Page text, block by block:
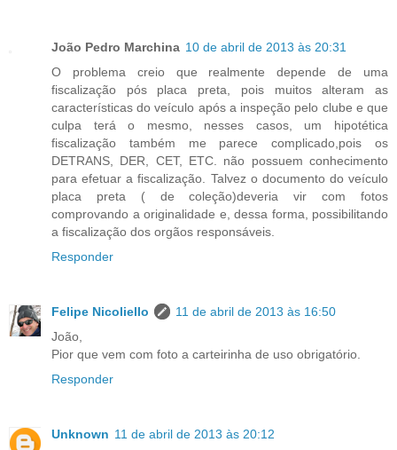
João Pedro Marchina 10 de abril de 2013 às 20:31
O problema creio que realmente depende de uma
fiscalização pós placa preta, pois muitos alteram as
características do veículo após a inspeção pelo clube e que
culpa terá o mesmo, nesses casos, um hipotética
fiscalização também me parece complicado,pois os
DETRANS, DER, CET, ETC. não possuem conhecimento
para efetuar a fiscalização. Talvez o documento do veículo
placa preta ( de coleção)deveria vir com fotos
comprovando a originalidade e, dessa forma, possibilitando
a fiscalização dos orgãos responsáveis.
Responder
Felipe Nicoliello
11 de abril de 2013 às 16:50
João,
Pior que vem com foto a carteirinha de uso obrigatório.
Responder
Unknown 11 de abril de 2013 às 20:12